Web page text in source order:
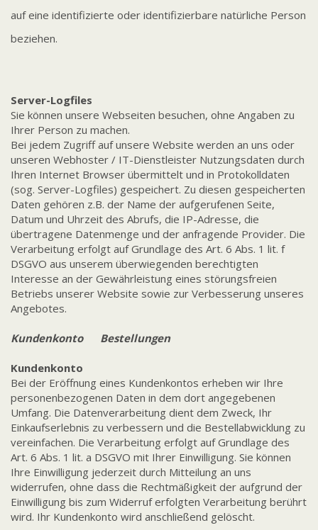
auf eine identifizierte oder identifizierbare natürliche Person
beziehen.
Server-Logfiles
Sie können unsere Webseiten besuchen, ohne Angaben zu
Ihrer Person zu machen.
Bei jedem Zugriff auf unsere Website werden an uns oder
unseren Webhoster / IT-Dienstleister Nutzungsdaten durch
Ihren Internet Browser übermittelt und in Protokolldaten
(sog. Server-Logfiles) gespeichert. Zu diesen gespeicherten
Daten gehören z.B. der Name der aufgerufenen Seite,
Datum und Uhrzeit des Abrufs, die IP-Adresse, die
übertragene Datenmenge und der anfragende Provider. Die
Verarbeitung erfolgt auf Grundlage des Art. 6 Abs. 1 lit. f
DSGVO aus unserem überwiegenden berechtigten
Interesse an der Gewährleistung eines störungsfreien
Betriebs unserer Website sowie zur Verbesserung unseres
Angebotes.
Kundenkonto Bestellungen
Kundenkonto
Bei der Eröffnung eines Kundenkontos erheben wir Ihre
personenbezogenen Daten in dem dort angegebenen
Umfang. Die Datenverarbeitung dient dem Zweck, Ihr
Einkaufserlebnis zu verbessern und die Bestellabwicklung zu
vereinfachen. Die Verarbeitung erfolgt auf Grundlage des
Art. 6 Abs. 1 lit. a DSGVO mit Ihrer Einwilligung. Sie können
Ihre Einwilligung jederzeit durch Mitteilung an uns
widerrufen, ohne dass die Rechtmäßigkeit der aufgrund der
Einwilligung bis zum Widerruf erfolgten Verarbeitung berührt
wird. Ihr Kundenkonto wird anschließend gelöscht.